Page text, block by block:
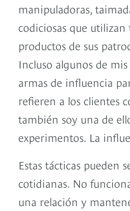
manipuladoras,
codiciosas que
productos de sus
Incluso algunos de
armas de influencia
refieren a los clientes
también soy una de
experimentos. La
Estas tácticas pueden
cotidianas. No
una relación y